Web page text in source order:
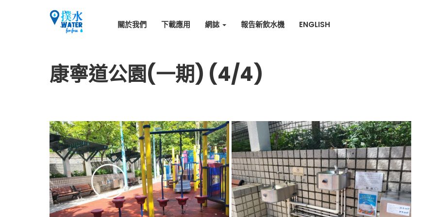
關於我們 下載應用 網誌 報告新飲水機 ENGLISH
康寧道公園(一期) (4/4)